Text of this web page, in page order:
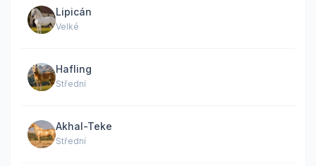
Lipicán
Velké
Hafling
Střední
Akhal-Teke
Střední